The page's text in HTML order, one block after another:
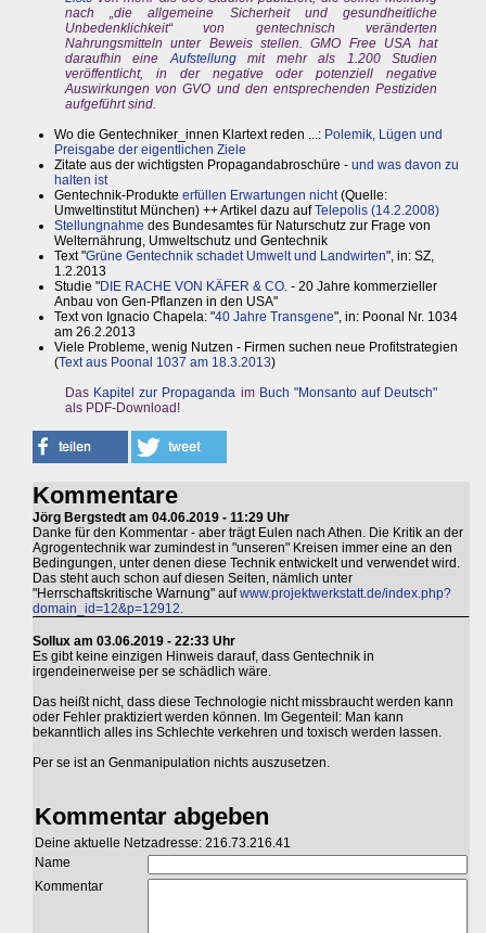
nach „die allgemeine Sicherheit und gesundheitliche
Unbedenklichkeit“ von gentechnisch veränderten
Nahrungsmitteln unter Beweis stellen. GMO Free USA hat
daraufhin eineAufstellungmit mehr als 1.200 Studien
veröffentlicht, in der negative oder potenziell negative
Auswirkungen von GVO und den entsprechenden Pestiziden
aufgeführt sind.
Wo die Gentechniker_innen Klartext reden ...: Polemik, Lügen und
Preisgabe der eigentlichen Ziele
Zitate aus der wichtigsten Propagandabroschüre - und was davon zu
halten ist
Gentechnik-Produkte erfüllen Erwartungen nicht(Quelle:
Umweltinstitut München) ++ Artikel dazu aufTelepolis (14.2.2008)
Stellungnahme des Bundesamtes für Naturschutz zur Frage von
Welternährung, Umweltschutz und Gentechnik
Text "Grüne Gentechnik schadet Umwelt und Landwirten", in: SZ,
1.2.2013
Studie "DIE RACHE VON KÄFER & CO. - 20 Jahre kommerzieller
Anbau von Gen-Pflanzen in den USA"
Text von Ignacio Chapela: "40 Jahre Transgene", in: Poonal Nr. 1034
am 26.2.2013
Viele Probleme, wenig Nutzen - Firmen suchen neue Profitstrategien
(Text aus Poonal 1037 am 18.3.2013)
Das Kapitel zur Propaganda im Buch "Monsanto auf Deutsch"
als PDF-Download!
Kommentare
Jörg Bergstedt am 04.06.2019 - 11:29 Uhr
Danke für den Kommentar - aber trägt Eulen nach Athen. Die Kritik an der
Agrogentechnik war zumindest in "unseren" Kreisen immer eine an den
Bedingungen, unter denen diese Technik entwickelt und verwendet wird.
Das steht auch schon auf diesen Seiten, nämlich unter
"Herrschaftskritische Warnung" aufwww.projektwerkstatt.de/index.php?
domain_id=12&p=12912.
Sollux am 03.06.2019 - 22:33 Uhr
Es gibt keine einzigen Hinweis darauf, dass Gentechnik in
irgendeinerweise per se schädlich wäre.
Das heißt nicht, dass diese Technologie nicht missbraucht werden kann
oder Fehler praktiziert werden können. Im Gegenteil: Man kann
bekanntlich alles ins Schlechte verkehren und toxisch werden lassen.
Per se ist an Genmanipulation nichts auszusetzen.
Kommentar abgeben
Deine aktuelle Netzadresse: 216.73.216.41
Name
Kommentar